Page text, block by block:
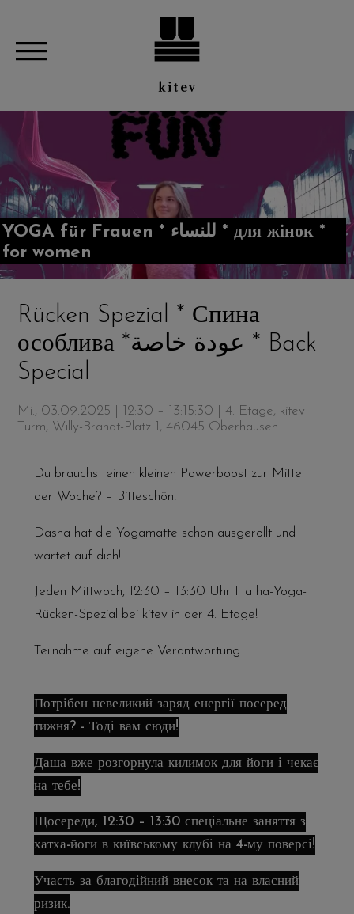
YOGA für Frauen * للنساء * для жінок *
for women
Rücken Spezial * Спина
особлива *عودة خاصة * Back
Special
Mi., 03.09.2025 | 12:30 – 13:15:30 | 4. Etage, kitev
Turm, Willy-Brandt-Platz 1, 46045 Oberhausen
Du brauchst einen kleinen Powerboost zur Mitte
der Woche? – Bitteschön!
Dasha hat die Yogamatte schon ausgerollt und
wartet auf dich!
Jeden Mittwoch, 12:30 – 13:30 Uhr Hatha-Yoga-
Rücken-Spezial bei kitev in der 4. Etage!
Teilnahme auf eigene Verantwortung.
Потрібен невеликий заряд енергії посеред
тижня? - Тоді вам сюди!
Даша вже розгорнула килимок для йоги і чекає
на тебе!
Щосереди, 12:30 – 13:30 спеціальне заняття з
хатха-йоги в київському клубі на 4-му поверсі!
Участь за благодійний внесок та на власний
ризик.